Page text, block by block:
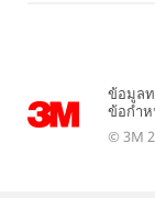
ข้อมูล
ข้อกำห
© 3M